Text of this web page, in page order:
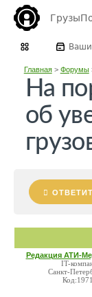
Грузы
Главная> Форумы
На
об
Редакция АТИ-
IT-
Санкт-